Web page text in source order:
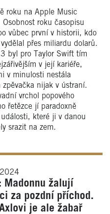
roku na Apple Music
roku časopisu
vůbec první v historii, kdo
přes miliardu dolarů.
byl pro Taylor Swift tím
v její kariéře,
v minulosti nestála
zpěvačka nijak v ústraní.
vrchol popového
řetězce jí paradoxně
které ji v danou
srazit na zem.
Madonnu žalují
za pozdní příchod.
je ale žabař